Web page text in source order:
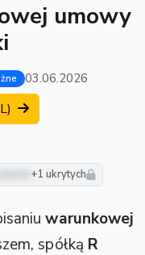
umowy
03.06.2026
+1 ukrytych
warunkowej
spółką R